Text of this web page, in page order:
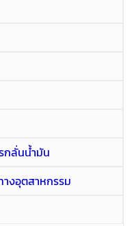
กลั่นน้ำมัน
างอุตสาหกรรม